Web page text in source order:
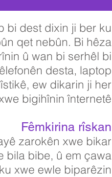
bi dest dixin ji ber ku
qet nebûn. Bi hêza
û wan bi serhêl bi
desta, laptop
ew dikarin ji her
bigihînin înternetê.
Fêmkirina rîskan
zarokên xwe bikar
bila bibe, û em çawa
xwe ewle biparêzin.